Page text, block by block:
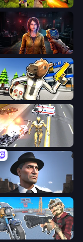
Redcoats.io
Survival Zone Zombie Outbreak
Bank Robbery: Escape
Downtown 1930s Mafia
Shoot and Drive